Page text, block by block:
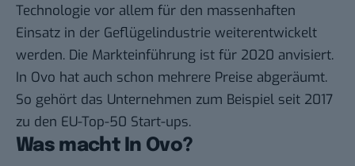
Technologie vor allem für den massenhaften
Einsatz in der Geflügelindustrie weiterentwickelt
werden. Die Markteinführung ist für 2020 anvisiert.
In Ovo hat auch schon mehrere Preise abgeräumt.
So gehört das Unternehmen zum Beispiel seit 2017
zu den EU-Top-50 Start-ups.
Was macht In Ovo?